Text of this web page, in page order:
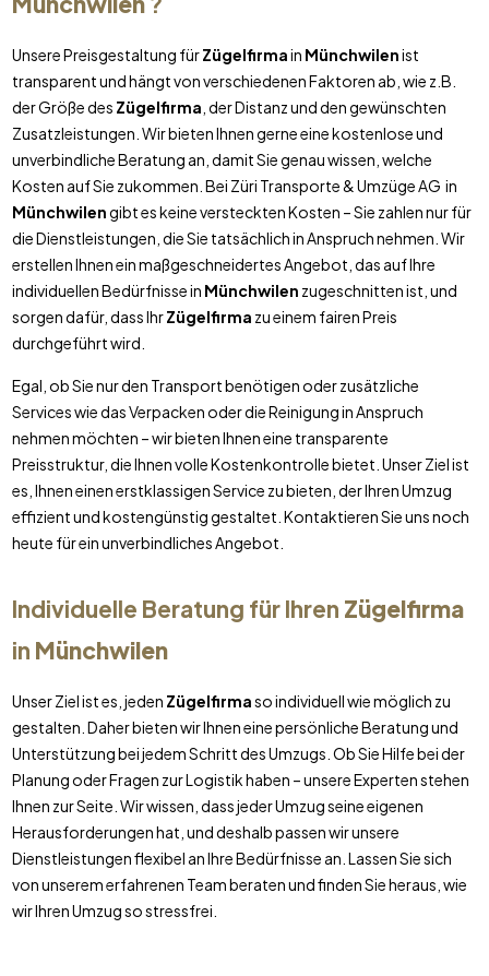
Unsere Preisgestaltung fürZügelfirmain Münchwilenist
transparent und hängt von verschiedenen Faktoren ab, wie z.B.
der Größe des Zügelfirma , der Distanz und den gewünschten
Zusatzleistungen. Wir bieten Ihnen gerne eine kostenlose und
unverbindliche Beratung an, damit Sie genau wissen, welche
Kosten auf Sie zukommen. Bei Züri Transporte & Umzüge AG in
Münchwilengibt es keine versteckten Kosten – Sie zahlen nur für
die Dienstleistungen, die Sie tatsächlich in Anspruch nehmen. Wir
erstellen Ihnen ein maßgeschneidertes Angebot, das auf Ihre
individuellen Bedürfnisse in Münchwilen zugeschnitten ist, und
sorgen dafür, dass IhrZügelfirma zu einem fairen Preis
durchgeführt wird.
Egal, ob Sie nur den Transport benötigen oder zusätzliche
Services wie das Verpacken oder die Reinigung in Anspruch
nehmen möchten – wir bieten Ihnen eine transparente
Preisstruktur, die Ihnen volle Kostenkontrolle bietet. Unser Ziel ist
es, Ihnen einen erstklassigen Service zu bieten, der Ihren Umzug
effizient und kostengünstig gestaltet. Kontaktieren Sie uns noch
heute für ein unverbindliches Angebot.
Individuelle Beratung für Ihren Zügelfirma
in Münchwilen
Unser Ziel ist es, jeden Zügelfirmaso individuell wie möglich zu
gestalten. Daher bieten wir Ihnen eine persönliche Beratung und
Unterstützung bei jedem Schritt des Umzugs. Ob Sie Hilfe bei der
Planung oder Fragen zur Logistik haben – unsere Experten stehen
Ihnen zur Seite. Wir wissen, dass jeder Umzug seine eigenen
Herausforderungen hat, und deshalb passen wir unsere
Dienstleistungen flexibel an Ihre Bedürfnisse an. Lassen Sie sich
von unserem erfahrenen Team beraten und finden Sie heraus, wie
wir Ihren Umzug so stressfrei.